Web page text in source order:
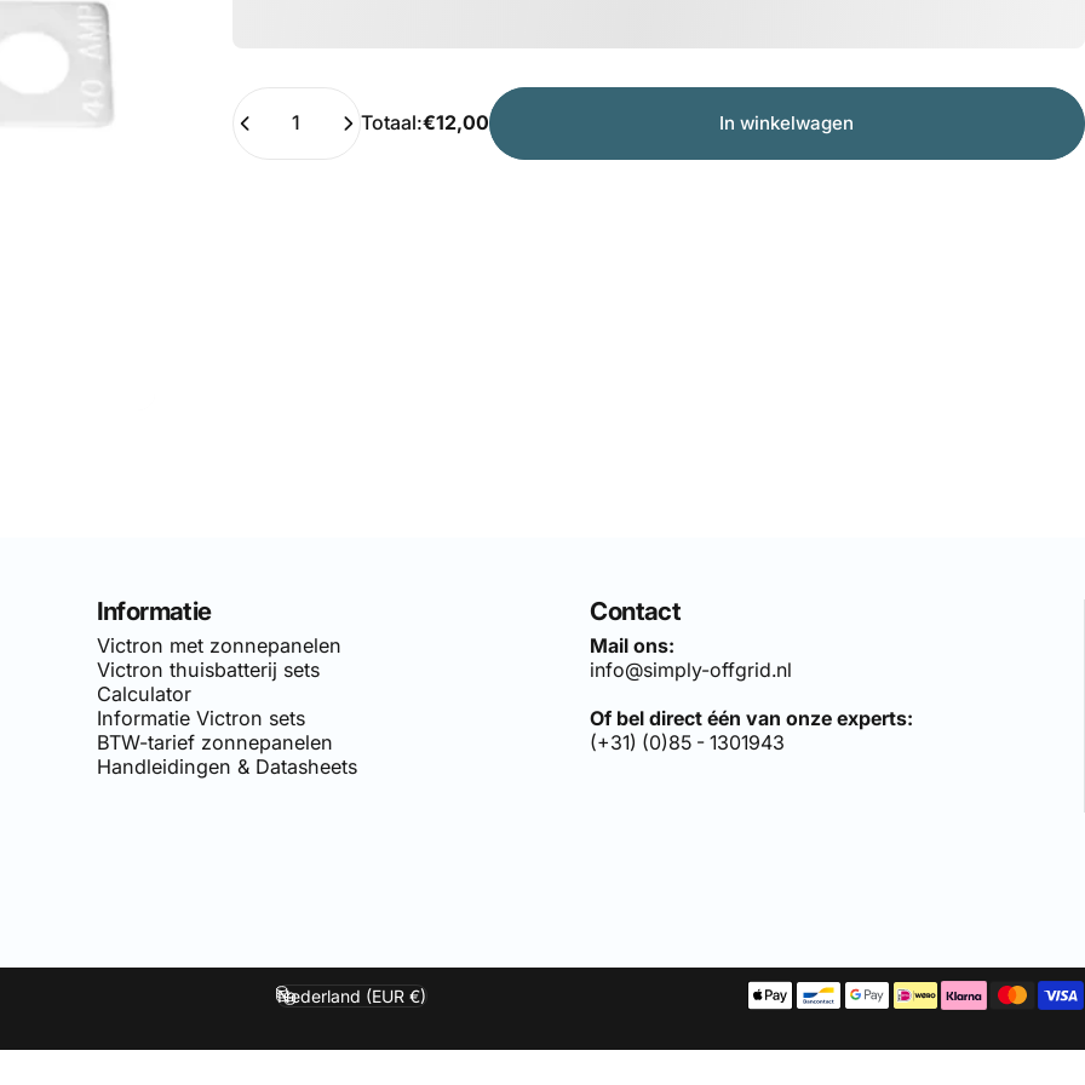
Hoeveelheid
Totaal:€12,00 In winkelwagen
Informatie
Victron met zonnepanelen
Victron thuisbatterij sets
Calculator
Informatie Victron sets
BTW-tarief zonnepanelen
Handleidingen & Datasheets
Contact
Mail ons:
info@simply-offgrid.nl
Of bel direct één van onze experts:
(+31) (0)85 - 1301943
Land/regio
Nederland (EUR €)